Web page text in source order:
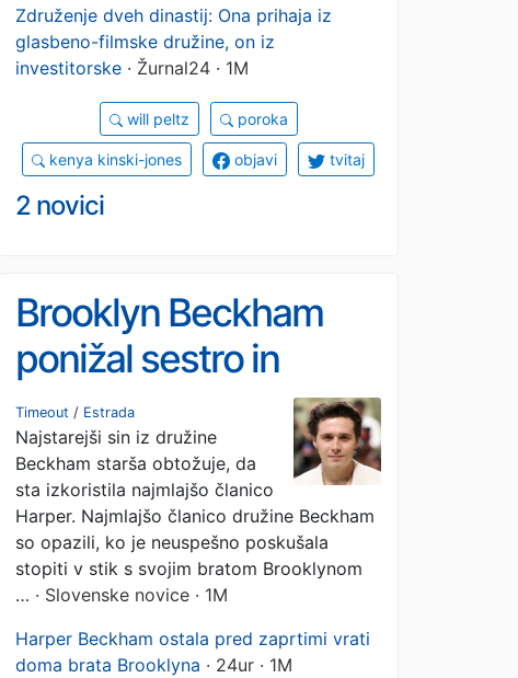
Združenje dveh dinastij: Ona prihaja iz
glasbeno-filmske družine, on iz
investitorske · Žurnal24 · 1M
will peltz poroka
kenya kinski-jones objavi tvitaj
2 novici
Brooklyn Beckham
ponižal sestro in
starše
Timeout / Estrada
Najstarejši sin iz družine
Beckham starša obtožuje, da
sta izkoristila najmlajšo članico
Harper. Najmlajšo članico družine Beckham
so opazili, ko je neuspešno poskušala
stopiti v stik s svojim bratom Brooklynom
… · Slovenske novice · 1M
Harper Beckham ostala pred zaprtimi vrati
doma brata Brooklyna · 24ur · 1M